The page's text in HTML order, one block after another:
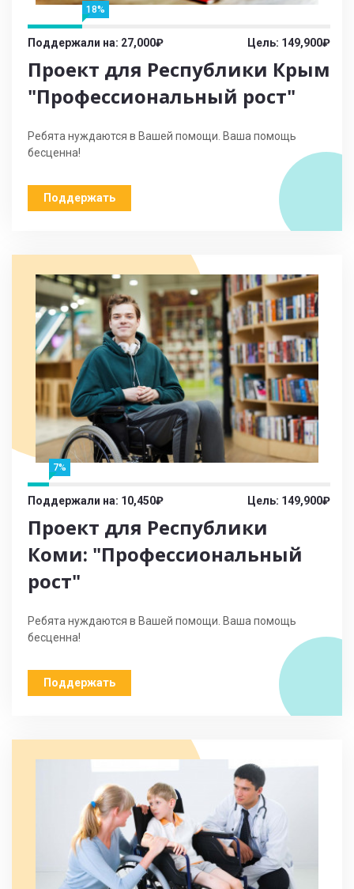
18%
Поддержали на: 27,000₽ Цель: 149,900₽
Проект для Республики Крым
"Профессиональный рост"
Ребята нуждаются в Вашей помощи. Ваша помощь
бесценна!
Поддержать
7%
Поддержали на: 10,450₽ Цель: 149,900₽
Проект для Республики
Коми: "Профессиональный
рост"
Ребята нуждаются в Вашей помощи. Ваша помощь
бесценна!
Поддержать